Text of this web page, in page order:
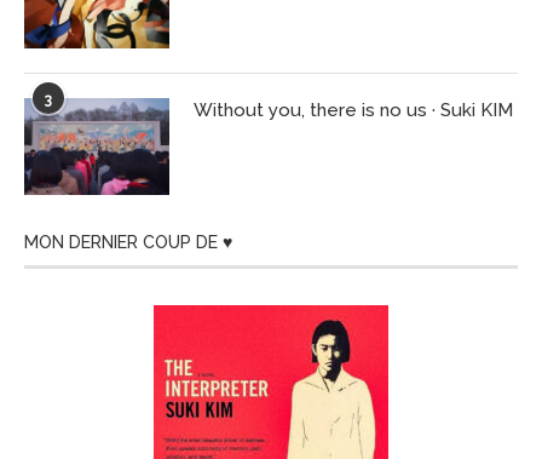
3 Without you, there is no us · Suki KIM
MON DERNIER COUP DE ♥